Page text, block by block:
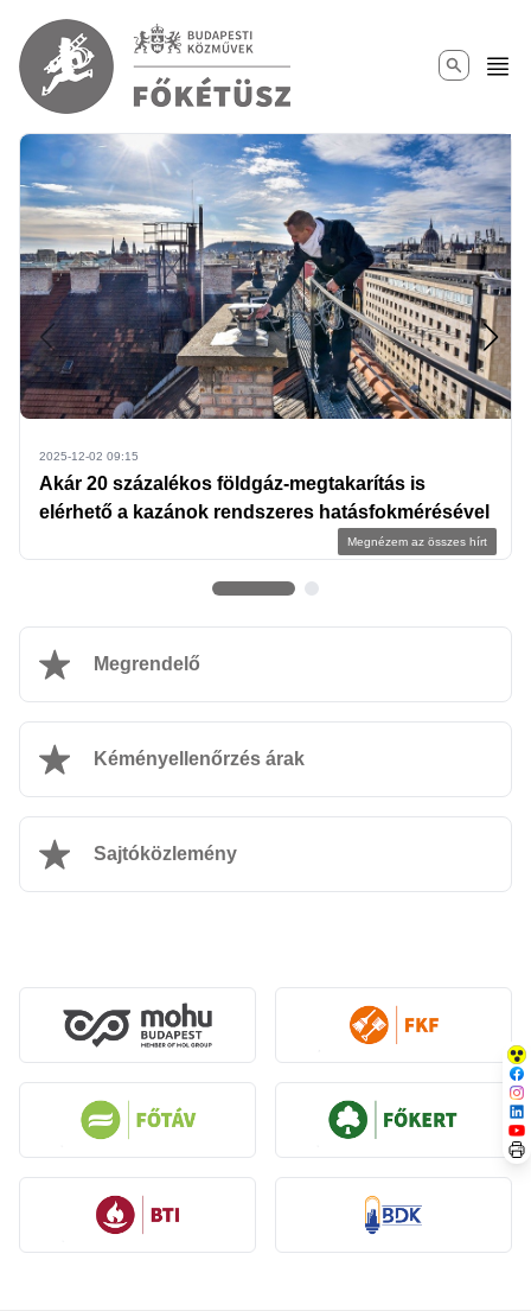
2025-12-02 09:15
Akár 20 százalékos földgáz-megtakarítás is
elérhető a kazánok rendszeres hatásfokmérésével
Megnézem az összes hírt
Megrendelő
Kéményellenőrzés árak
Sajtóközlemény